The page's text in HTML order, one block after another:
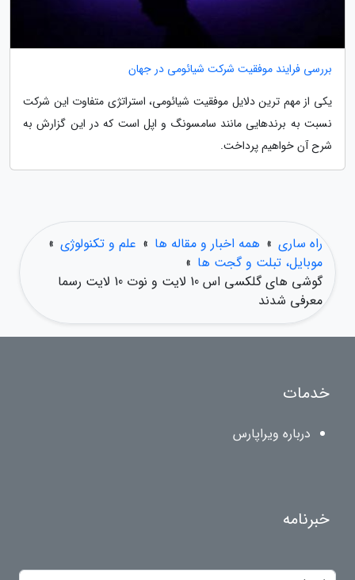
بررسی فرایند موفقیت شرکت شیائومی در جهان
یکی از مهم ترین دلایل موفقیت شیائومی، استراتژی متفاوت این شرکت
نسبت به برندهایی مانند سامسونگ و اپل است که در این گزارش به
شرح آن خواهیم پرداخت.
راه ساری » همه اخبار و مقاله ها » علم و تکنولوژی »
موبایل، تبلت و گجت ها »
گوشی های گلکسی اس 10 لایت و نوت 10 لایت رسما
معرفی شدند
خدمات
درباره ویراپارس
خبرنامه